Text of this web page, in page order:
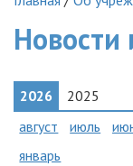
Новости
2026
2025
август
июль
январь